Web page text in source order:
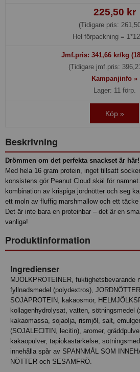
225,50 kr
(Tidigare pris:
Hel förpackning =
Jmf.pris: 341,66 kr/kg
(Tidigare jmf.pris:
Kampanjinfo »
Lager: 11 förp.
Köp »
Beskrivning
Drömmen om det perfekta snackset är här!
Med hela 16 gram protein, inget tillsatt
konsistens gör Peanut Cloud skäl för
kombination av krispiga jordnötter och seg
ett moln av fluffig marshmallow och ett
Det är inte bara en proteinbar – det är en
vanliga!
Produktinformation
Ingredienser
MJÖLKPROTEINER, fuktighetsbevarande medel (glycerol),
fyllnadsmedel (polydextros),
SOJAPROTEIN, kakaosmör,
kollagenhydrolysat, vatten, sötningsmedel
kakaomassa, sojaolja, rismjöl, salt,
(SOJALECITIN, lecitin), aromer,
kakaopulver, tapiokastärkelse,
innehålla spår av SPANNMÅL SOM
NÖTTER och SESAMFRÖ.